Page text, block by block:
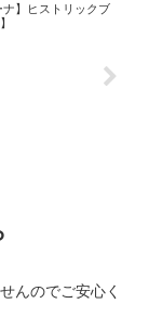
ナ】ヒストリックブ
んのでご安心く